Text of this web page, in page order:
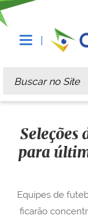
Busca
Busca Avançada…
Seleções
para
Equipes de
ficarão